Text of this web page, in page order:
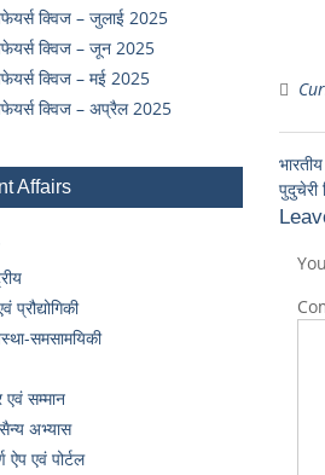
क्विज – जुलाई 2025
क्विज – जून 2025
क्विज – मई 2025
क्विज – अप्रैल 2025
Affairs
प्रौद्योगिकी
समसामयिकी
एवं सम्मान
अभ्यास
ऐप एवं पोर्टल